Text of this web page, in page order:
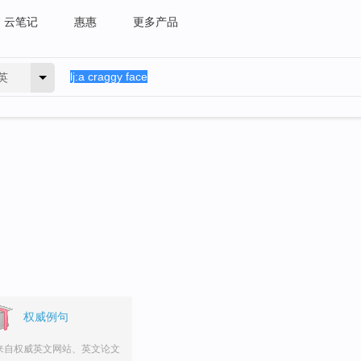
云笔记 惠惠 更多产品
权威例句
自权威英文网站、英文论文